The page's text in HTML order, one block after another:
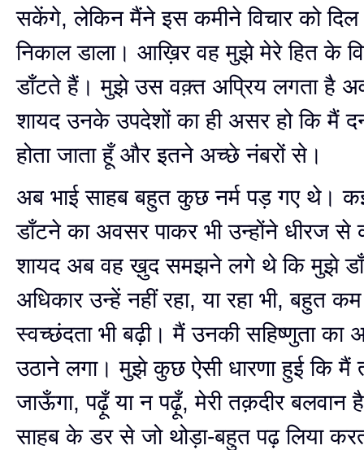
सकेंगे, लेकिन मैंने इस कमीने विचार को
निकाल डाला। आख़िर वह मुझे मेरे हित के
डाँटते हैं। मुझे उस वक़्त अप्रिय लगता है
शायद उनके उपदेशों का ही असर हो कि मैं
होता जाता हूँ और इतने अच्छे नंबरों से।
अब भाई साहब बहुत कुछ नर्म पड़ गए थे।
डाँटने का अवसर पाकर भी उन्होंने धीरज से
शायद अब वह ख़ुद समझने लगे थे कि मुझे
अधिकार उन्हें नहीं रहा, या रहा भी, बहुत
स्वच्छंदता भी बढ़ी। मैं उनकी सहिष्णुता का
उठाने लगा। मुझे कुछ ऐसी धारणा हुई कि मैं
जाऊँगा, पढ़ूँ या न पढ़ूँ, मेरी तक़दीर बलवान
साहब के डर से जो थोड़ा-बहुत पढ़ लिया